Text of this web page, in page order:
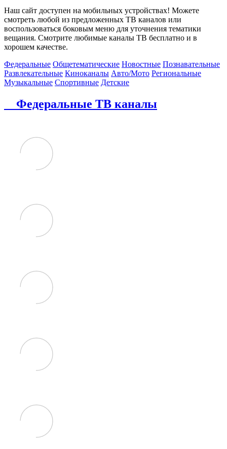
Наш сайт доступен на мобильных устройствах! Можете
смотреть любой из предложенных ТВ каналов или
воспользоваться боковым меню для уточнения тематики
вещания. Смотрите любимые каналы ТВ бесплатно и в
хорошем качестве.
Федеральные Общетематические Новостные Познавательные
Развлекательные Киноканалы Авто/Мото Региональные
Музыкальные Спортивные Детские
Федеральные ТВ каналы